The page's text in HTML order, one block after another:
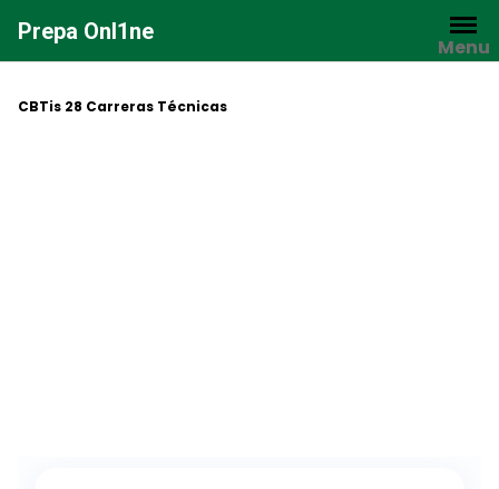
contenido
Prepa Onl1ne
Menu
CBTis 28 Carreras Técnicas